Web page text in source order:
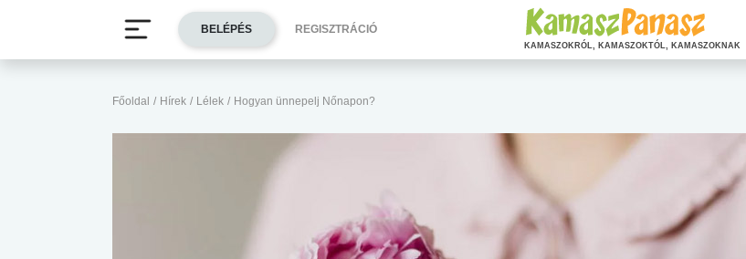
Főoldal / Hírek / Lélek / Hogyan ünnepelj Nőnapon?
BELÉPÉS REGISZTRÁCIÓ
KAMASZOKRÓL, KAMASZOKTÓL, KAMASZOKNAK